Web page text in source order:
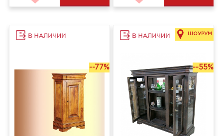
--77%
ШОУРУМ
--55%